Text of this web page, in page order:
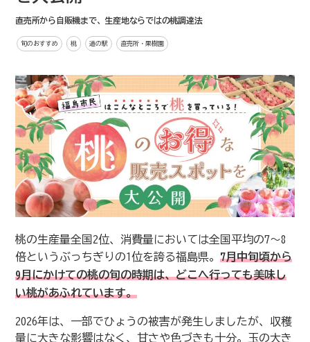
直売所から自販機まで、生産地ならではの桃調達法
旬のおすすめ 桃 道の駅 直売所・果樹園
桃の生産量全国2位、消費量においては全国平均の7〜8
倍というぶっちぎりの1位を誇る福島県。 7月中旬頃から
9月にかけての桃の旬の時期は、どこへ行っても美味し
い桃があふれています。
2026年は、一部でひょうの被害が発生しましたが、収穫
量に大きな影響はなく、甘さや色づきも十分。玉の大き